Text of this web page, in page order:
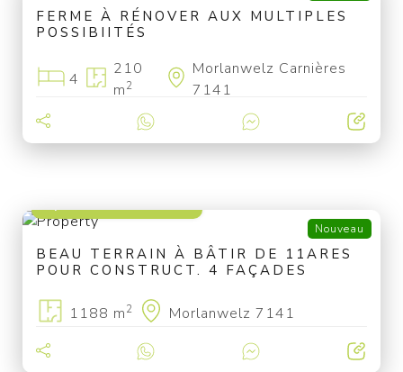
FERME À RÉNOVER AUX MULTIPLES
POSSIBIITÉS
4
210
m2
Morlanwelz Carnières
7141
Nouveau
BEAU TERRAIN À BÂTIR DE 11ARES
POUR CONSTRUCT. 4 FAÇADES
1188 m2 Morlanwelz 7141